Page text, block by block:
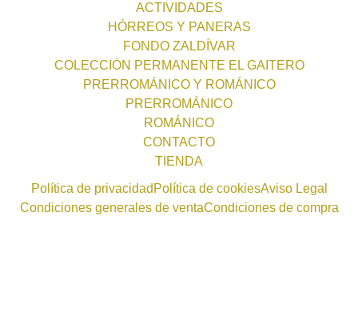
ACTIVIDADES
HÓRREOS Y PANERAS
FONDO ZALDÍVAR
COLECCIÓN PERMANENTE EL GAITERO
PRERROMÁNICO Y ROMÁNICO
PRERROMÁNICO
ROMÁNICO
CONTACTO
TIENDA
Política de privacidad Política de cookiesAviso Legal
Condiciones generales de ventaCondiciones de compra